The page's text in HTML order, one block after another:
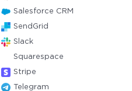
Salesforce CRM
SendGrid
Slack
Squarespace
Stripe
Telegram